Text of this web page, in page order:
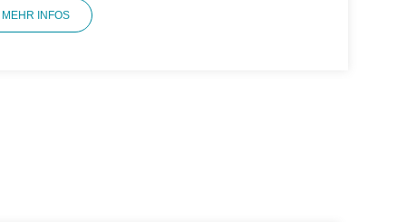
MEHR INFOS